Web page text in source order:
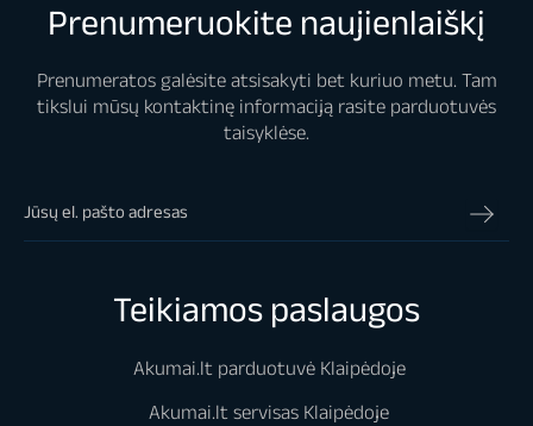
Prenumeruokite naujienlaiškį
Prenumeratos galėsite atsisakyti bet kuriuo metu. Tam
tikslui mūsų kontaktinę informaciją rasite parduotuvės
taisyklėse.
Teikiamos paslaugos
Akumai.lt parduotuvė Klaipėdoje
Akumai.lt servisas Klaipėdoje